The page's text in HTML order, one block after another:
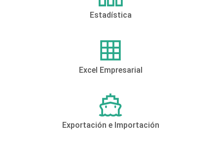
Estadística
Excel Empresarial
Exportación e Importación